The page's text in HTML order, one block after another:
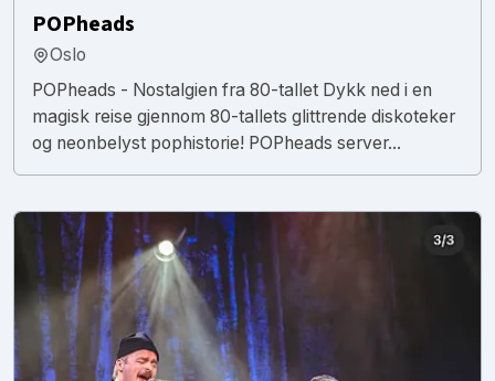
POPheads
Oslo
POPheads - Nostalgien fra 80-tallet Dykk ned i en
magisk reise gjennom 80-tallets glittrende diskoteker
og neonbelyst pophistorie! POPheads server...